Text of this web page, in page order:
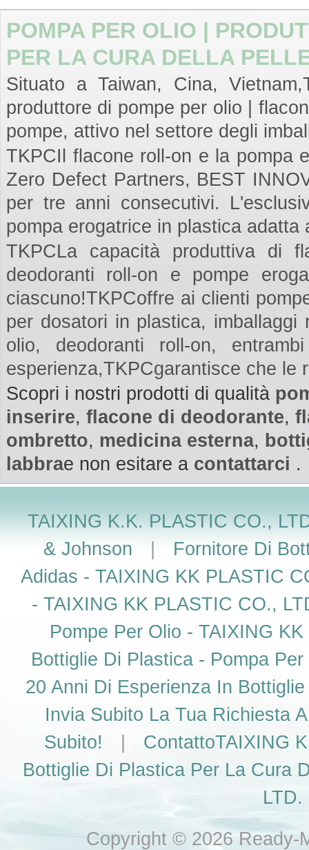
POMPA PER OLIO |
PER LA CURA DELLA
Situato a Taiwan, Cina,
produttore di pompe per olio |
pompe, attivo nel settore degli
TKPCIl flacone roll-on e la pompa
Zero Defect Partners, BEST
per tre anni consecutivi.
pompa erogatrice in plastica adatta
TKPCLa capacità produttiva di
deodoranti roll-on e pompe
ciascuno!TKPCoffre ai clienti
per dosatori in plastica,
olio, deodoranti roll-on,
esperienza,TKPCgarantisce che le
Scopri i nostri prodotti di qualità
inserire, flacone di deodorante,
ombretto, medicina esterna,
labbrae non esitare a contattarci .
TAIXING K.K. PLASTIC CO.,
& Johnson
Fornitore Di
Adidas - TAIXING KK PLASTIC
- TAIXING KK PLASTIC CO.,
Pompe Per Olio - TAIXING
Bottiglie Di Plastica - Pompa
20 Anni Di Esperienza In
Invia Subito La Tua Richiesta
Subito!
ContattoTAIXING
Bottiglie Di Plastica Per La Cura
Copyright © 2026 Ready-